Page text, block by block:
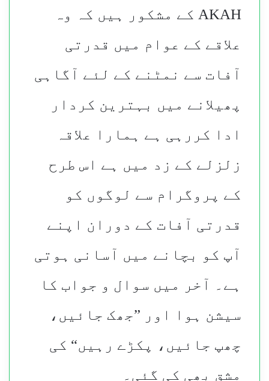
AKAH کے مشکور ہیں کہ وہ
علاقے کے عوام میں قدرتی
آفات سے نمٹنے کے لئے آگاہی
پھیلانے میں بہترین کردار
ادا کررہی ہے ہمارا علاقہ
زلزلے کے زد میں ہے اس طرح
کے پروگرام سے لوگوں کو
قدرتی آفات کے دوران اپنے
آپ کو بچانے میں آسانی ہوتی
ہے۔ آخر میں سوال و جواب کا
سیشن ہوا اور ”جھک جائیں،
چھپ جائیں، پکڑے رہیں“ کی
مشق بھی کی گئی۔